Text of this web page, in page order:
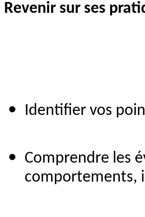
Revenir sur ses
Identifier vos
Comprendre les
comportements,